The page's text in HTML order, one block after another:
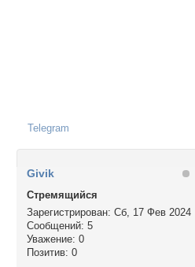
Telegram
Givik
Стремящийся
Зарегистрирован: Сб, 17 Фев 2024
Сообщений: 5
Уважение: 0
Позитив: 0